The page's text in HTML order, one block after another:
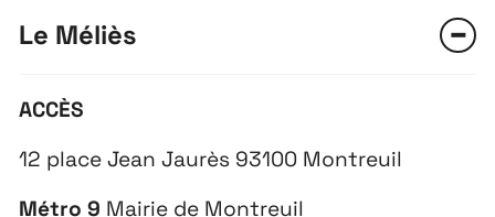
11 MAI ↘ 13 JUIN
Le Méliès
ACCÈS
12 place Jean Jaurès 93100 Montreuil
Métro 9 Mairie de Montreuil